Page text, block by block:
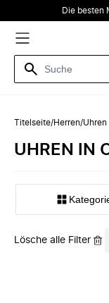
Die besten
Titelseite/Herren/Uhren
UHREN IN
Lösche alle Filter